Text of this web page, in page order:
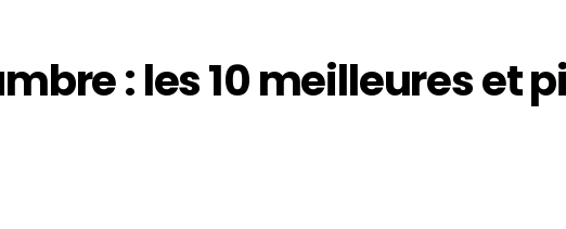
: les 10 meilleures et